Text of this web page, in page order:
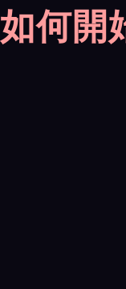
如何開